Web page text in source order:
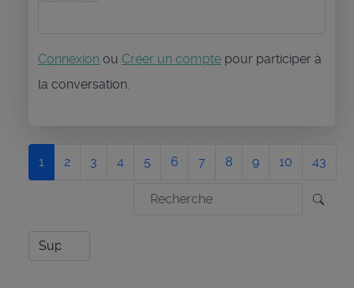
Connexion ou Créer un compte pour participer à
la conversation.
1 2 3 4 5 6 7 8 9 10 43